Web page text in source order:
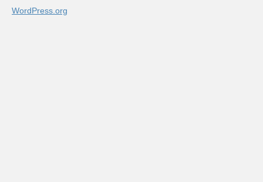
WordPress.org